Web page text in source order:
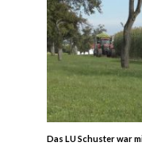
Das LU Schuster war